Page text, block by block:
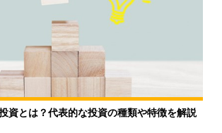
資とは？代表的な投資の種類や特徴を解説